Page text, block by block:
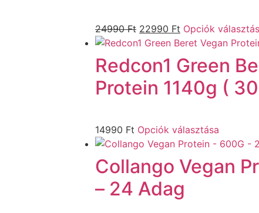
24990Ft 22990 Ft Opciók
Redcon1 Green
Protein 1140g (
14990 Ft Opciók választása
Collango Vegan
– 24 Adag